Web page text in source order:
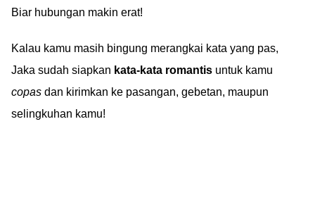
Biar hubungan makin erat!
Kalau kamu masih bingung merangkai kata yang pas,
Jaka sudah siapkan kata-kata romantis untuk kamu
copas dan kirimkan ke pasangan, gebetan, maupun
selingkuhan kamu!